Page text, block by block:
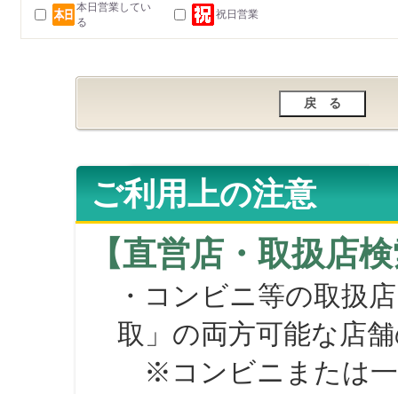
本日営業してい
る
祝日営業
ご利用上の注意
【直営店・取扱店
・コンビニ等の取扱
取」の両方可能な店
※コンビニまたは一